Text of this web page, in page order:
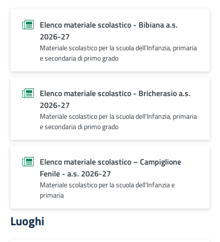
Elenco materiale scolastico - Bibiana a.s.
2026-27
Materiale scolastico per la scuola dell'Infanzia, primaria
e secondaria di primo grado
Elenco materiale scolastico - Bricherasio a.s.
2026-27
Materiale scolastico per la scuola dell'Infanzia, primaria
e secondaria di primo grado
Elenco materiale scolastico – Campiglione
Fenile - a.s. 2026-27
Materiale scolastico per la scuola dell'Infanzia e
primaria
Luoghi